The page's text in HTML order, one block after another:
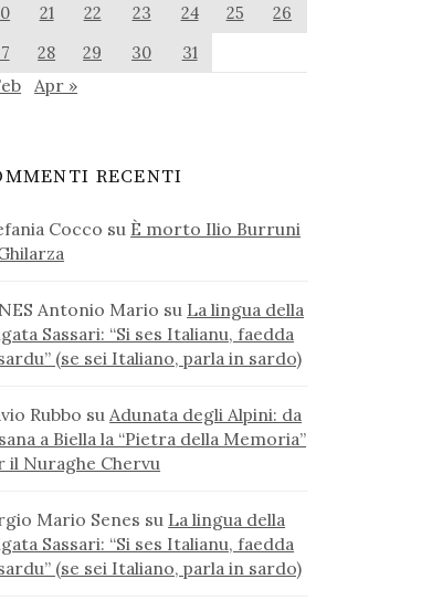
21 22 23 24 25
26
28 29 30 31
Apr »
RECENTI
Cocco su È morto Ilio Burruni
Antonio Mario su La lingua della
Sassari: “Si ses Italianu, faedda
(se sei Italiano, parla in sardo)
Rubbo su Adunata degli Alpini: da
a Biella la “Pietra della Memoria”
il Nuraghe Chervu
Mario Senes su La lingua della
Sassari: “Si ses Italianu, faedda
(se sei Italiano, parla in sardo)